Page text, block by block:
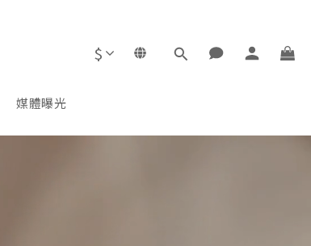
$
媒體曝光